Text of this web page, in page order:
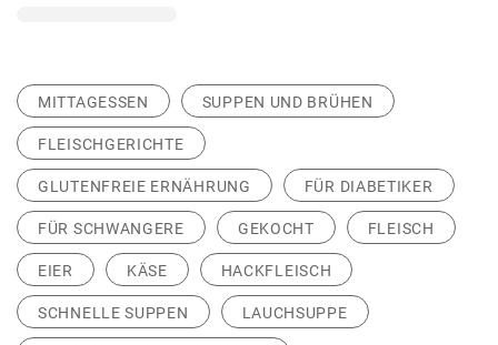
MITTAGESSEN SUPPEN UND BRÜHEN
FLEISCHGERICHTE
GLUTENFREIE ERNÄHRUNG FÜR DIABETIKER
FÜR SCHWANGERE GEKOCHT FLEISCH
EIER KÄSE HACKFLEISCH
SCHNELLE SUPPEN LAUCHSUPPE